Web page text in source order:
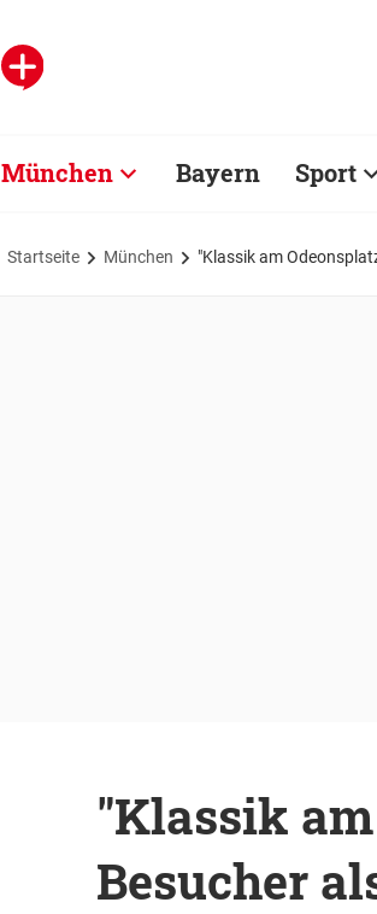
München Bayern Sport
Startseite München "Klassik am
"Klassik
Besucher